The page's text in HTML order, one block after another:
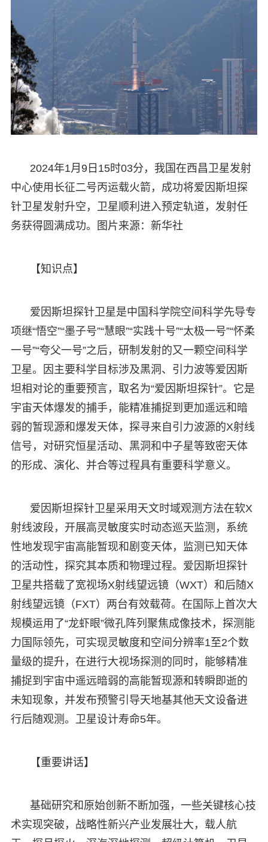
2024年1月9日15时03分，我国在西昌卫星发射
中心使用长征二号丙运载火箭，成功将爱因斯坦探
针卫星发射升空，卫星顺利进入预定轨道，发射任
务获得圆满成功。图片来源：新华社
【知识点】
爱因斯坦探针卫星是中国科学院空间科学先导专
项继“悟空”“墨子号”“慧眼”“实践十号”“太极一号”“怀柔
一号”“夸父一号”之后，研制发射的又一颗空间科学
卫星。因主要科学目标涉及黑洞、引力波等爱因斯
坦相对论的重要预言，取名为“爱因斯坦探针”。它是
宇宙天体爆发的捕手，能精准捕捉到更加遥远和暗
弱的暂现源和爆发天体，探寻来自引力波源的X射线
信号，对研究恒星活动、黑洞和中子星等致密天体
的形成、演化、并合等过程具有重要科学意义。
爱因斯坦探针卫星采用天文时域观测方法在软X
射线波段，开展高灵敏度实时动态巡天监测，系统
性地发现宇宙高能暂现和剧变天体，监测已知天体
的活动性，探究其本质和物理过程。爱因斯坦探针
卫星共搭载了宽视场X射线望远镜（WXT）和后随X
射线望远镜（FXT）两台有效载荷。在国际上首次大
规模运用了“龙虾眼”微孔阵列聚焦成像技术，探测能
力国际领先，可实现灵敏度和空间分辨率1至2个数
量级的提升，在进行大视场探测的同时，能够精准
捕捉到宇宙中遥远暗弱的高能暂现源和转瞬即逝的
未知现象，并发布预警引导天地基其他天文设备进
行后随观测。卫星设计寿命5年。
【重要讲话】
基础研究和原始创新不断加强，一些关键核心技
术实现突破，战略性新兴产业发展壮大，载人航